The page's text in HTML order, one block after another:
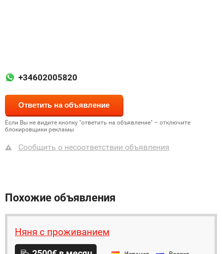
+34602005820
Если Вы не видите кнопку "ответить на объявление" – отключите
блокировщики рекламы
Сообщить о несоответствии объявления
Похожие объявления
Няня с проживанием